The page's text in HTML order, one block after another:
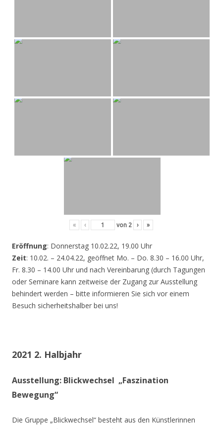
« ‹ von 2 › »
Eröffnung: Donnerstag 10.02.22, 19.00 Uhr
Zeit: 10.02. – 24.04.22, geöffnet Mo. – Do. 8.30 – 16.00 Uhr,
Fr. 8.30 – 14.00 Uhr und nach Vereinbarung (durch Tagungen
oder Seminare kann zeitweise der Zugang zur Ausstellung
behindert werden – bitte informieren Sie sich vor einem
Besuch sicherheitshalber bei uns!
2021 2. Halbjahr
Ausstellung: Blickwechsel „Faszination
Bewegung“
Die Gruppe „Blickwechsel“ besteht aus den Künstlerinnen